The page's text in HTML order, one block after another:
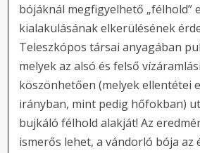
bójáknál megfigyelhető „félhold”
kialakulásának elkerülésének
Teleszkópos társai anyagában
melyek az alsó és felső
köszönhetően (melyek ellentétei
irányban, mint pedig hőfokban)
bujkáló félhold alakját! Az
ismerős lehet, a vándorló bója az